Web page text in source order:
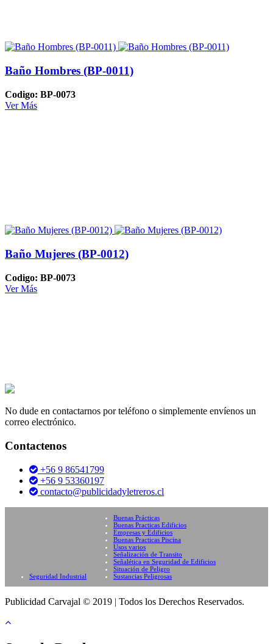
Baño Hombres (BP-0011)
Codigo: BP-0073
Ver Más
Baño Mujeres (BP-0012)
Codigo: BP-0073
Ver Más
No dude en contactarnos por teléfono o simplemente envíenos un
correo electrónico.
Contactenos
+56 9 86541799
+56 9 53360197
contacto@publicidadyletreros.cl
Seguridad Industrial
Buenas Prácticas
Buenas Practicas Edificios
Empresas y Edificios
Buenas Practicas Piscina
Usos varios
Señalización de Transito
Señalética en Seguridad de Edificios
Situación de Peligro
Sustancias Peligrosas
Publicidad Carvajal © 2019 | Todos los Derechos Reservados.